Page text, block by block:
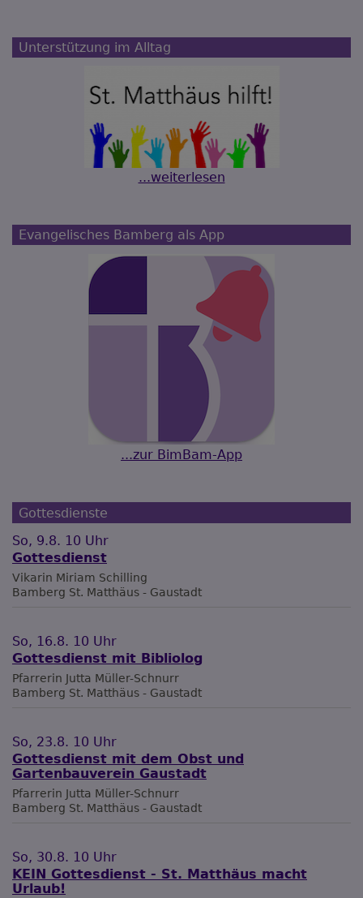
Unterstützung im Alltag
...weiterlesen
Evangelisches Bamberg als App
...zur BimBam-App
Gottesdienste
So, 9.8. 10 Uhr
Gottesdienst
Vikarin Miriam Schilling
Bamberg St. Matthäus - Gaustadt
So, 16.8. 10 Uhr
Gottesdienst mit Bibliolog
Pfarrerin Jutta Müller-Schnurr
Bamberg St. Matthäus - Gaustadt
So, 23.8. 10 Uhr
Gottesdienst mit dem Obst und
Gartenbauverein Gaustadt
Pfarrerin Jutta Müller-Schnurr
Bamberg St. Matthäus - Gaustadt
So, 30.8. 10 Uhr
KEIN Gottesdienst - St. Matthäus macht
Urlaub!